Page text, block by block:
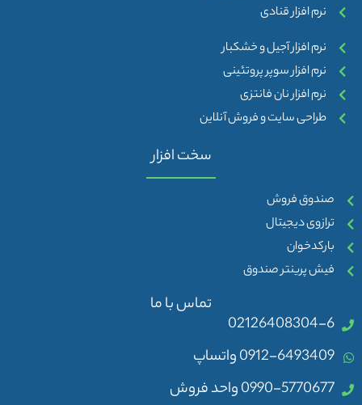
نرم افزار قنادی
نرم افزار آجیل و خشکبار
نرم افزار سوپر پروتئینی
نرم افزار نان فانتزی
طراحی سایت و فروش آنلاین
سخت افزار
صندوق فروش
ترازوی دیجیتال
بارکدخوان
فیش پرینتر صندوق
تماس با ما
02126408304-6
0912-6493409 واتساپ
0990-5770677 واحد فروش